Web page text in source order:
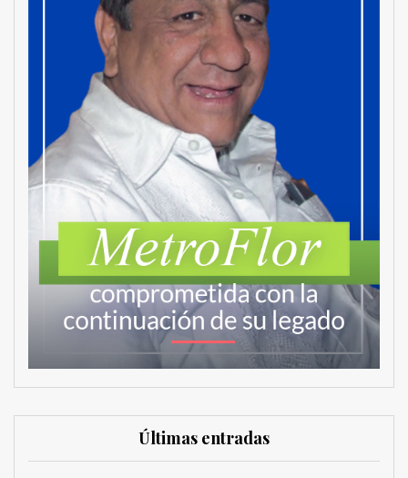
Últimas entradas